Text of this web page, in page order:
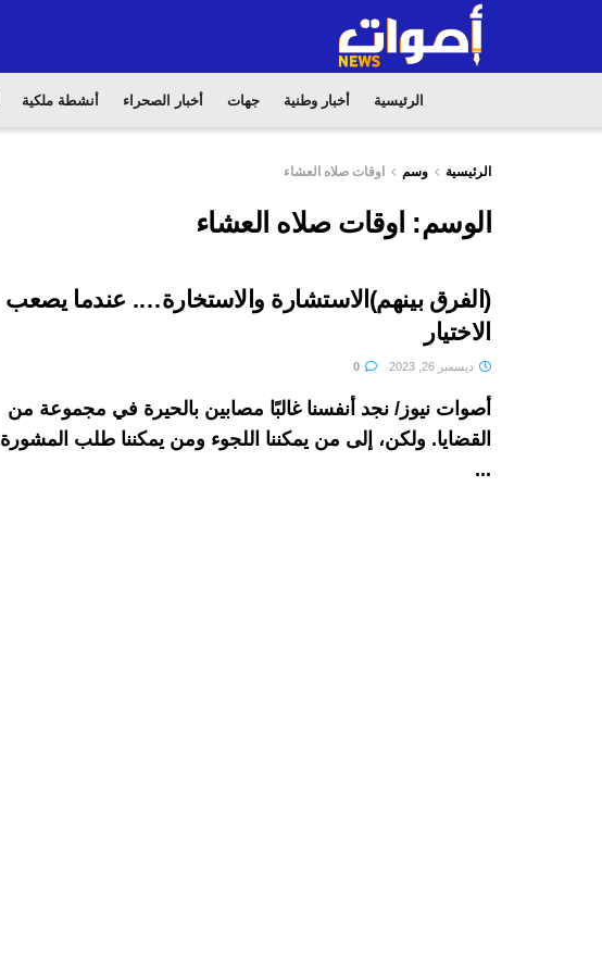
الرئيسية أخبار وطنية جهات أخبار الصحراء أنشطة ملكية
الرئيسية وسم اوقات صلاه العشاء
الوسم: اوقات صلاه العشاء
(الفرق بينهم)الاستشارة والاستخارة…. عندما يصعب
الاختيار
ديسمبر 26, 2023
أصوات نيوز/ نجد أنفسنا غالبًا مصابين بالحيرة في مجموعة من
القضايا. ولكن، إلى من يمكننا اللجوء ومن يمكننا طلب المشورة
...